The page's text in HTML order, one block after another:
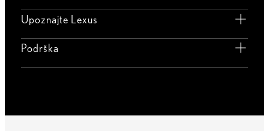
Upoznajte Lexus
Podrška